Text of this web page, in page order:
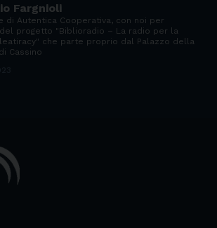
Fargnioli
di Autentica Cooperativa, con noi per
progetto "Biblioradio – La radio per la
che parte proprio dal Palazzo della
Cassino